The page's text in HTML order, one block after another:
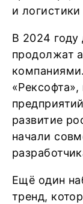
и
В 2024
продолжат
развитие
начали
Ещё один
тренд,